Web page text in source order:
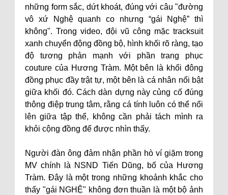
những form sắc, dứt khoát, đúng với câu "đường
vô xứ Nghệ quanh co nhưng “gái Nghệ” thì
không". Trong video, đội vũ công mặc tracksuit
xanh chuyển động đồng bộ, hình khối rõ ràng, tạo
độ tương phản mạnh với phần trang phục
couture của Hương Tràm. Một bên là khối đông
đồng phục đầy trật tự, một bên là cá nhân nổi bật
giữa khối đó. Cách dàn dựng này củng cố đúng
thông điệp trung tâm, rằng cá tính luôn có thể nổi
lên giữa tập thể, không cần phải tách mình ra
khỏi cộng đồng để được nhìn thấy.
Người đàn ông đảm nhận phần hò ví giặm trong
MV chính là NSND Tiến Dũng, bố của Hương
Tràm. Đây là một trong những khoảnh khắc cho
thấy "gái NGHỆ" không đơn thuần là một bộ ảnh